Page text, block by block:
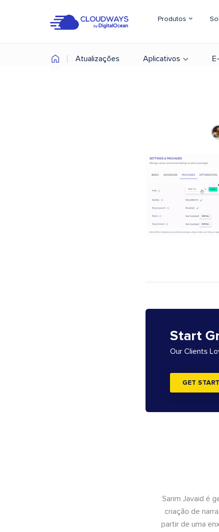
Produtos
Atualizações Aplicativos
Start
Our Clients
GET
Sarim Javaid é
criação de
partir de uma